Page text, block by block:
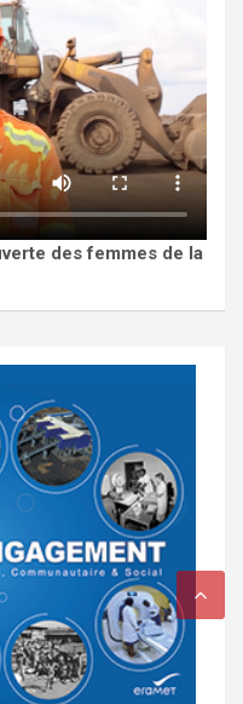
des femmes de la